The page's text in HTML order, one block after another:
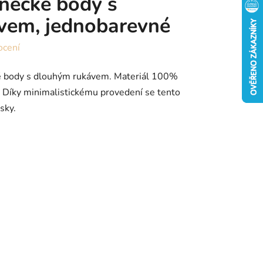
jednobarevné
body s dlouhým rukávem. Materiál 100%
minimalistickému provedení se tento